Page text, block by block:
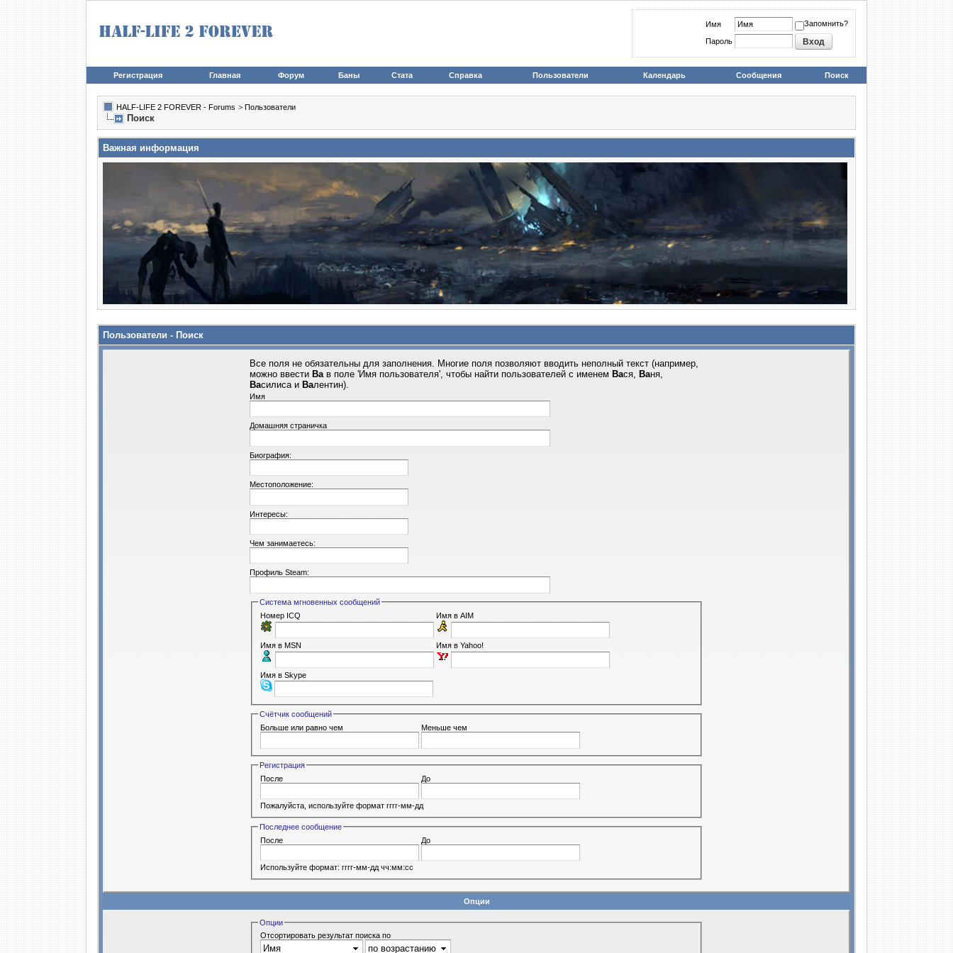
Имя Запомнить?
Пароль
Регистрация Главная Форум Баны Стата Справка Пользователи Календарь Сообщения Поиск
HALF-LIFE 2 FOREVER - Forums > Пользователи
Поиск
Важная информация
Пользователи - Поиск
Все поля не обязательны для заполнения. Многие поля позволяют вводить неполный текст (например,
можно ввести Вав поле 'Имя пользователя', чтобы найти пользователей с именем Вася, Ваня,
Василиса и Валентин).
Имя
Домашняя страничка
Биография:
Местоположение:
Интересы:
Чем занимаетесь:
Профиль Steam:
Система мгновенных сообщений
Номер ICQ
Имя в AIM
Имя в MSN Имя в Yahoo!
Имя в Skype
Счётчик сообщений
Больше или равно чем
Меньше чем
Регистрация
После
До
Пожалуйста, используйте формат гггг-мм-дд
Последнее сообщение
После
До
Используйте формат: гггг-мм-дд чч:мм:сс
Опции
Опции
Отсортировать результат поиска по